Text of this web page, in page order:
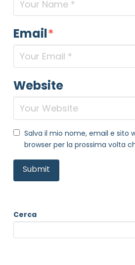
Email*
Website
Salva il mio nome, email e sito
browser per la prossima volta
Cerca